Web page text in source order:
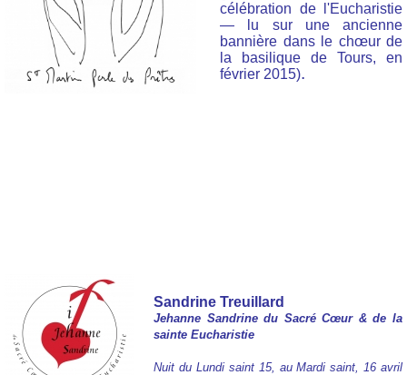
célébration de l'Eucharistie
— lu sur une ancienne
bannière dans le chœur de
la basilique de Tours, en
février 2015).
Sandrine Treuillard
Jehanne Sandrine du Sacré Cœur & de la
sainte Eucharistie
Nuit du Lundi saint 15, au Mardi saint, 16 avril